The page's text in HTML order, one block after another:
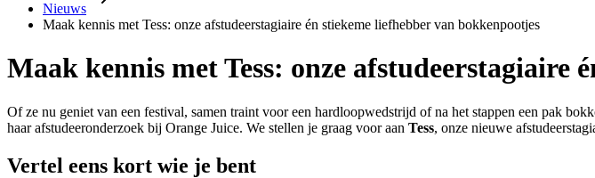
Nieuws
Maak kennis met Tess: onze afstudeerstagiaire én stiekeme liefhebber van bokkenpootjes
Maak kennis met Tess: onze afstudeer­stagiaire
Of ze nu geniet van een festival, samen traint voor een hardloopwedstrijd of na het stappen een pak
haar afstudeeronderzoek bij Orange Juice. We stellen je graag voor aan Tess, onze nieuwe
Vertel eens kort wie je bent